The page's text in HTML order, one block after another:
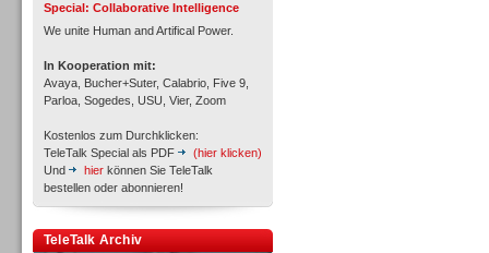
Special: Collaborative Intelligence
We unite Human and Artifical Power.
In Kooperation mit:
Avaya, Bucher+Suter, Calabrio, Five 9,
Parloa, Sogedes, USU, Vier, Zoom
Kostenlos zum Durchklicken:
TeleTalk Special als PDF
(hier klicken)
Und
hier können Sie TeleTalk
bestellen oder abonnieren!
TeleTalk Archiv
Inbound